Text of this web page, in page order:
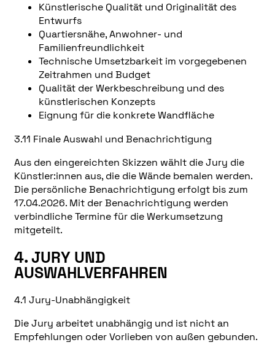
Künstlerische Qualität und Originalität des
Entwurfs
Quartiersnähe, Anwohner- und
Familienfreundlichkeit
Technische Umsetzbarkeit im vorgegebenen
Zeitrahmen und Budget
Qualität der Werkbeschreibung und des
künstlerischen Konzepts
Eignung für die konkrete Wandfläche
3.11 Finale Auswahl und Benachrichtigung
Aus den eingereichten Skizzen wählt die Jury die
Künstler:innen aus, die die Wände bemalen werden.
Die persönliche Benachrichtigung erfolgt bis zum
17.04.2026. Mit der Benachrichtigung werden
verbindliche Termine für die Werkumsetzung
mitgeteilt.
4. JURY UND
AUSWAHLVERFAHREN
4.1 Jury-Unabhängigkeit
Die Jury arbeitet unabhängig und ist nicht an
Empfehlungen oder Vorlieben von außen gebunden.